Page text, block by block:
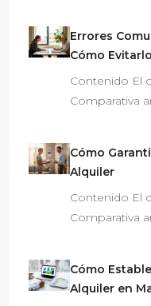
Errores
Cómo
Contenido El
Comparativa
Cómo
Alquiler
Contenido El
Comparativa
Cómo
Alquiler en